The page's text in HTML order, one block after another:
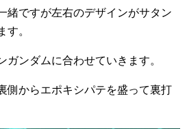
緒ですが左右のデザインがサタン
す。
ガンダムに合わせていきます。
側からエポキシパテを盛って裏打